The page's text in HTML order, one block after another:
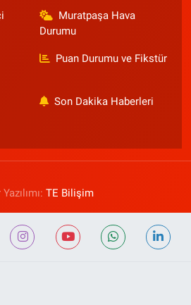
Muratpaşa Hava
Durumu
Puan Durumu ve Fikstür
Son Dakika Haberleri
TE Bilişim